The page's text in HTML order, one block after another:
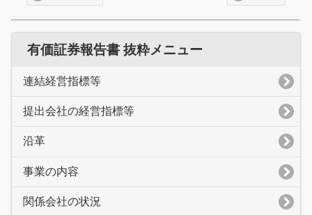
有価証券報告書 抜粋メニュー
連結経営指標等
提出会社の経営指標等
沿革
事業の内容
関係会社の状況